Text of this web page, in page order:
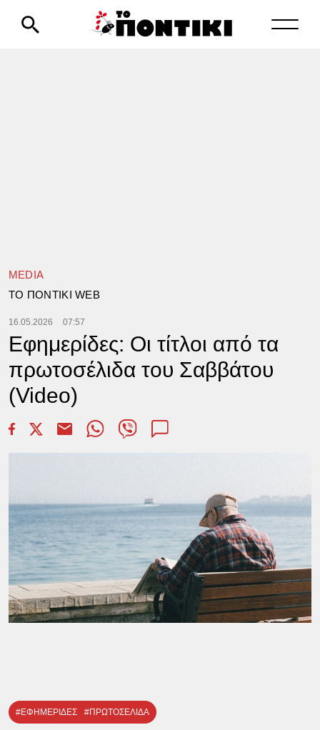
MEDIA
TΟ ΠΟΝΤΙΚΙ WEB
16.05.2026 07:57
Εφημερίδες: Οι τίτλοι από τα
πρωτοσέλιδα του Σαββάτου
(Video)
#ΕΦΗΜΕΡΙΔΕΣ #ΠΡΩΤΟΣΕΛΙΔΑ